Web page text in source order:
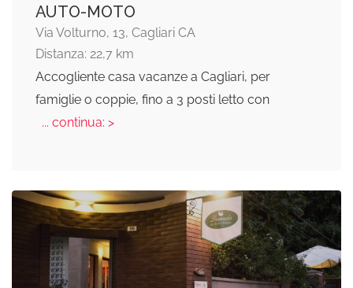
AUTO-MOTO
Via Volturno, 13, Cagliari CA
Distanza: 22,7 km
Accogliente casa vacanze a Cagliari, per
famiglie o coppie, fino a 3 posti letto con
... continua: >